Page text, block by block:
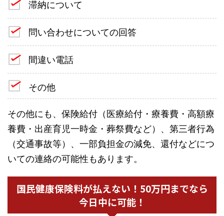
滞納について
問い合わせについての回答
間違い電話
その他
その他にも、保険給付（医療給付・療養費・高額療
養費・出産育児一時金・葬祭費など）、第三者行為
（交通事故等）、一部負担金の減免、還付などにつ
いての連絡の可能性もあります。
国民健康保険料が払えない！50万円までなら
今日中に可能！